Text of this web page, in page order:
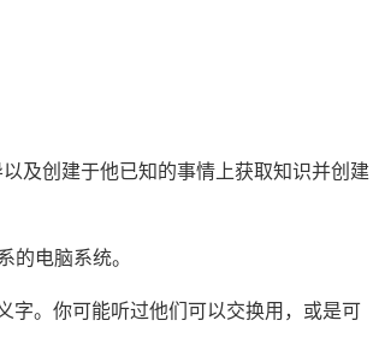
及创建于他已知的事情上获取知识并创建
电脑系统。
字。你可能听过他们可以交换用，或是可